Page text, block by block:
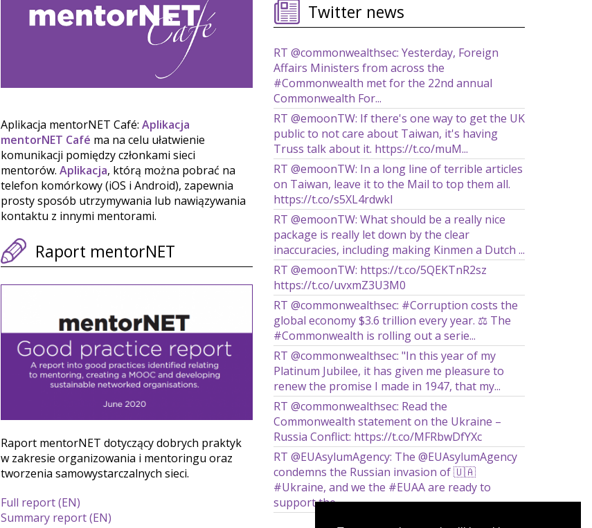
Aplikacja mentorNET Café:Aplikacja
mentorNET Café ma na celu ułatwienie
komunikacji pomiędzy członkami sieci
mentorów.Aplikacja, którą można pobrać na
telefon komórkowy (iOS i Android), zapewnia
prosty sposób utrzymywania lub nawiązywania
kontaktu z innymi mentorami.
Raport mentorNET
Raport mentorNET dotyczący dobrych praktyk
w zakresie organizowania i mentoringu oraz
tworzenia samowystarczalnych sieci.
Full report (EN)
Summary report (EN)
Twitter news
RT @commonwealthsec: Yesterday, Foreign
Affairs Ministers from across the
#Commonwealth met for the 22nd annual
Commonwealth For...
RT @emoonTW: If there's one way to get the UK
public to not care about Taiwan, it's having
Truss talk about it. https://t.co/muM...
RT @emoonTW: In a long line of terrible articles
on Taiwan, leave it to the Mail to top them all.
https://t.co/s5XL4rdwkl
RT @emoonTW: What should be a really nice
package is really let down by the clear
inaccuracies, including making Kinmen a Dutch ...
RT @emoonTW: https://t.co/5QEKTnR2sz
https://t.co/uvxmZ3U3M0
RT @commonwealthsec: #Corruption costs the
global economy $3.6 trillion every year. ⚖️ The
#Commonwealth is rolling out a serie...
RT @commonwealthsec: "In this year of my
Platinum Jubilee, it has given me pleasure to
renew the promise I made in 1947, that my...
RT @commonwealthsec: Read the
Commonwealth statement on the Ukraine –
Russia Conflict: https://t.co/MFRbwDfYXc
RT @EUAsylumAgency: The @EUAsylumAgency
condemns the Russian invasion of 🇺🇦
#Ukraine, and we the #EUAA are ready to
support the ...